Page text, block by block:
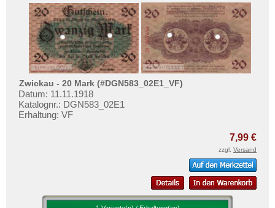
Testbanknoten
Banknotenbriefe
Kataloge
Aufbewahrung
Gutscheine
Ihre Bewertungen
Ankauf
Zwickau - 20 Mark (#DGN583_02E1_VF)
Datum: 11.11.1918
Katalognr.: DGN583_02E1
Erhaltung: VF
7,99 €
zzgl. Versand